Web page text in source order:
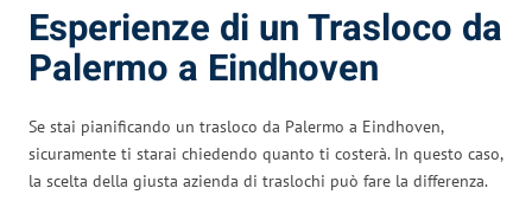
Esperienze di un Trasloco da
Palermo a Eindhoven
Se stai pianificando un trasloco da Palermo a Eindhoven,
sicuramente ti starai chiedendo quanto ti costerà. In questo caso,
la scelta della giusta azienda di traslochi può fare la differenza.